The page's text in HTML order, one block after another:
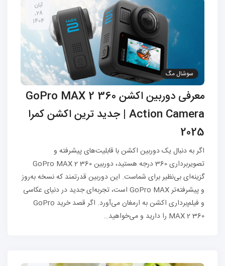
آبان
28,
1404
سوشال مگ
معرفی دوربین اکشن GoPro MAX 2 360
Action Camera | جدید ترین اکشن کمرا
2025
اگر به دنبال یک دوربین اکشن با قابلیت‌های پیشرفته و
تصویربرداری 360 درجه هستید، دوربین GoPro MAX 2 360
گزینه‌ای بی‌نظیر برای شماست. این دوربین قدرتمند که نسخه به‌روز
و پیشرفته‌تر GoPro MAX است، تجربه‌ای جدید در دنیای عکاسی
و فیلم‌برداری اکشن به ارمغان می‌آورد. اگر قصد خرید GoPro
MAX 2 360 را دارید و می‌خواهید…